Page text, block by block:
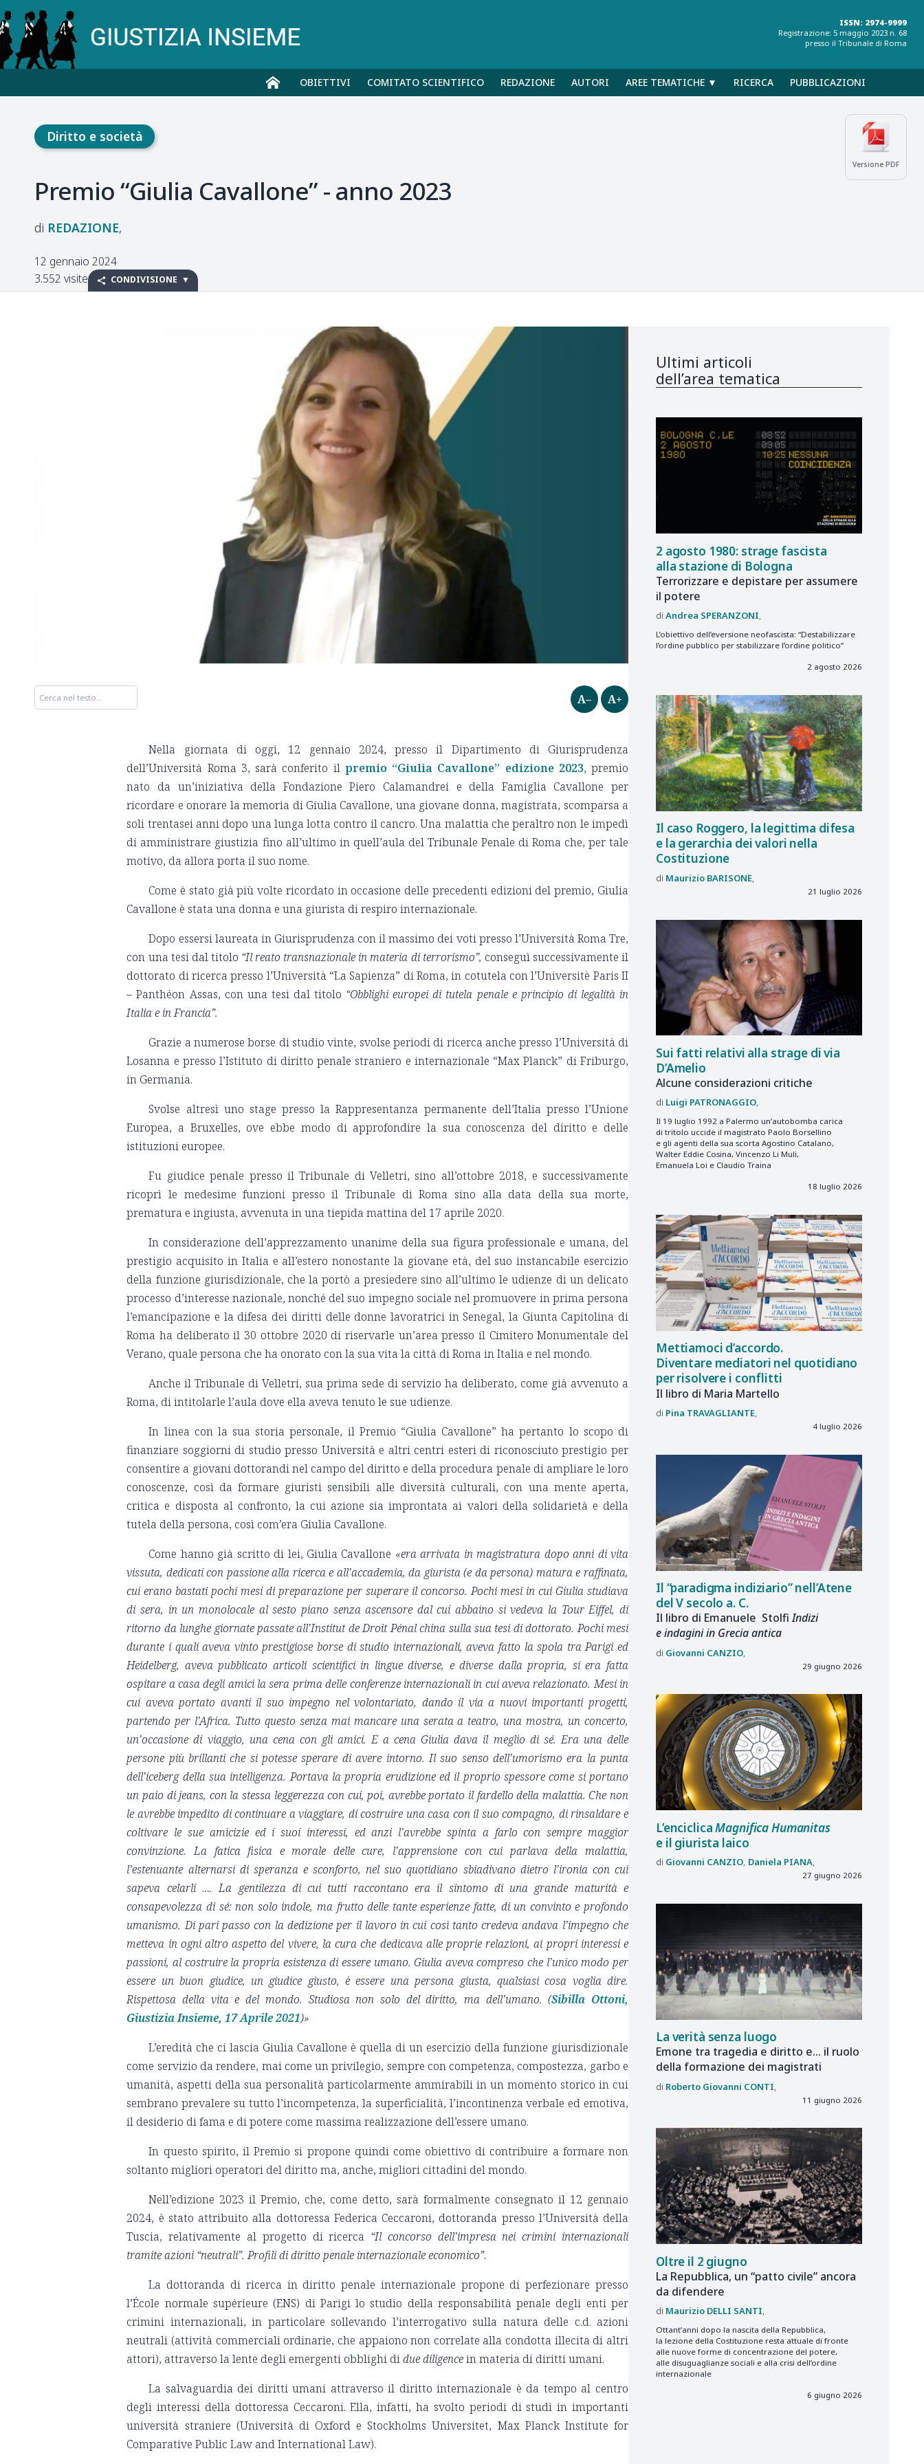
ISSN: 2974-9999
Registrazione: 5 maggio 2023 n. 68
presso il Tribunale di Roma
OBIETTIVI COMITATO SCIENTIFICO REDAZIONE AUTORI AREE TEMATICHE ▼ RICERCA PUBBLICAZIONI
Versione PDF
Diritto e società
Premio “Giulia Cavallone” - anno 2023
REDAZIONE
12 gennaio 2024
3.552 visite
CONDIVISIONE
A– A+
Nella giornata di oggi, 12 gennaio 2024, presso il Dipartimento di Giurisprudenza
dell’Università Roma 3, sarà conferito il premio “Giulia Cavallone” edizione 2023, premio
nato da un’iniziativa della Fondazione Piero Calamandrei e della Famiglia Cavallone per
ricordare e onorare la memoria di Giulia Cavallone, una giovane donna, magistrata, scomparsa a
soli trentasei anni dopo una lunga lotta contro il cancro. Una malattia che peraltro non le impedì
di amministrare giustizia fino all’ultimo in quell’aula del Tribunale Penale di Roma che, per tale
motivo, da allora porta il suo nome.
Come è stato già più volte ricordato in occasione delle precedenti edizioni del premio, Giulia
Cavallone è stata una donna e una giurista di respiro internazionale.
Dopo essersi laureata in Giurisprudenza con il massimo dei voti presso l’Università Roma Tre,
con una tesi dal titolo “Il reato transnazionale in materia di terrorismo”, conseguì successivamente il
dottorato di ricerca presso l’Università “La Sapienza” di Roma, in cotutela con l’Universitè Paris II
– Panthéon Assas, con una tesi dal titolo “Obblighi europei di tutela penale e principio di legalità in
Italia e in Francia”.
Grazie a numerose borse di studio vinte, svolse periodi di ricerca anche presso l’Università di
Losanna e presso l’Istituto di diritto penale straniero e internazionale “Max Planck” di Friburgo,
in Germania.
Svolse altresì uno stage presso la Rappresentanza permanente dell’Italia presso l’Unione
Europea, a Bruxelles, ove ebbe modo di approfondire la sua conoscenza del diritto e delle
istituzioni europee.
Fu giudice penale presso il Tribunale di Velletri, sino all’ottobre 2018, e successivamente
ricoprì le medesime funzioni presso il Tribunale di Roma sino alla data della sua morte,
prematura e ingiusta, avvenuta in una tiepida mattina del 17 aprile 2020.
In considerazione dell’apprezzamento unanime della sua figura professionale e umana, del
prestigio acquisito in Italia e all’estero nonostante la giovane età, del suo instancabile esercizio
della funzione giurisdizionale, che la portò a presiedere sino all’ultimo le udienze di un delicato
processo d’interesse nazionale, nonché del suo impegno sociale nel promuovere in prima persona
l’emancipazione e la difesa dei diritti delle donne lavoratrici in Senegal, la Giunta Capitolina di
Roma ha deliberato il 30 ottobre 2020 di riservarle un’area presso il Cimitero Monumentale del
Verano, quale persona che ha onorato con la sua vita la città di Roma in Italia e nel mondo.
Anche il Tribunale di Velletri, sua prima sede di servizio ha deliberato, come già avvenuto a
Roma, di intitolarle l’aula dove ella aveva tenuto le sue udienze.
In linea con la sua storia personale, il Premio “Giulia Cavallone” ha pertanto lo scopo di
finanziare soggiorni di studio presso Università e altri centri esteri di riconosciuto prestigio per
consentire a giovani dottorandi nel campo del diritto e della procedura penale di ampliare le loro
conoscenze, così da formare giuristi sensibili alle diversità culturali, con una mente aperta,
critica e disposta al confronto, la cui azione sia improntata ai valori della solidarietà e della
tutela della persona, così com’era Giulia Cavallone.
Come hanno già scritto di lei, Giulia Cavallone «era arrivata in magistratura dopo anni di vita
vissuta, dedicati con passione alla ricerca e all’accademia, da giurista (e da persona) matura e raffinata,
cui erano bastati pochi mesi di preparazione per superare il concorso. Pochi mesi in cui Giulia studiava
di sera, in un monolocale al sesto piano senza ascensore dal cui abbaino si vedeva la Tour Eiffel, di
ritorno da lunghe giornate passate all’Institut de Droit Pénal china sulla sua tesi di dottorato. Pochi mesi
durante i quali aveva vinto prestigiose borse di studio internazionali, aveva fatto la spola tra Parigi ed
Heidelberg, aveva pubblicato articoli scientifici in lingue diverse, e diverse dalla propria, si era fatta
ospitare a casa degli amici la sera prima delle conferenze internazionali in cui aveva relazionato. Mesi in
cui aveva portato avanti il suo impegno nel volontariato, dando il via a nuovi importanti progetti,
partendo per l’Africa. Tutto questo senza mai mancare una serata a teatro, una mostra, un concerto,
un’occasione di viaggio, una cena con gli amici. E a cena Giulia dava il meglio di sé. Era una delle
persone più brillanti che si potesse sperare di avere intorno. Il suo senso dell’umorismo era la punta
dell’iceberg della sua intelligenza. Portava la propria erudizione ed il proprio spessore come si portano
un paio di jeans, con la stessa leggerezza con cui, poi, avrebbe portato il fardello della malattia. Che non
le avrebbe impedito di continuare a viaggiare, di costruire una casa con il suo compagno, di rinsaldare e
coltivare le sue amicizie ed i suoi interessi, ed anzi l’avrebbe spinta a farlo con sempre maggior
convinzione. La fatica fisica e morale delle cure, l’apprensione con cui parlava della malattia,
l’estenuante alternarsi di speranza e sconforto, nel suo quotidiano sbiadivano dietro l’ironia con cui
sapeva celarli …. La gentilezza di cui tutti raccontano era il sintomo di una grande maturità e
consapevolezza di sé: non solo indole, ma frutto delle tante esperienze fatte, di un convinto e profondo
umanismo. Di pari passo con la dedizione per il lavoro in cui così tanto credeva andava l’impegno che
metteva in ogni altro aspetto del vivere, la cura che dedicava alle proprie relazioni, ai propri interessi e
passioni, al costruire la propria esistenza di essere umano. Giulia aveva compreso che l’unico modo per
essere un buon giudice, un giudice giusto, è essere una persona giusta, qualsiasi cosa voglia dire.
Rispettosa della vita e del mondo. Studiosa non solo del diritto, ma dell’umano. (Sibilla Ottoni,
Giustizia Insieme, 17 Aprile 2021)»
L’eredità che ci lascia Giulia Cavallone è quella di un esercizio della funzione giurisdizionale
come servizio da rendere, mai come un privilegio, sempre con competenza, compostezza, garbo e
umanità, aspetti della sua personalità particolarmente ammirabili in un momento storico in cui
sembrano prevalere su tutto l’incompetenza, la superficialità, l’incontinenza verbale ed emotiva,
il desiderio di fama e di potere come massima realizzazione dell’essere umano.
In questo spirito, il Premio si propone quindi come obiettivo di contribuire a formare non
soltanto migliori operatori del diritto ma, anche, migliori cittadini del mondo.
Nell’edizione 2023 il Premio, che, come detto, sarà formalmente consegnato il 12 gennaio
2024, è stato attribuito alla dottoressa Federica Ceccaroni, dottoranda presso l’Università della
Tuscia, relativamente al progetto di ricerca “Il concorso dell’impresa nei crimini internazionali
tramite azioni “neutrali”. Profili di diritto penale internazionale economico”.
La dottoranda di ricerca in diritto penale internazionale propone di perfezionare presso
l’École normale supérieure (ENS) di Parigi lo studio della responsabilità penale degli enti per
crimini internazionali, in particolare sollevando l’interrogativo sulla natura delle c.d. azioni
neutrali (attività commerciali ordinarie, che appaiono non correlate alla condotta illecita di altri
attori), attraverso la lente degli emergenti obblighi didue diligencein materia di diritti umani.
La salvaguardia dei diritti umani attraverso il diritto internazionale è da tempo al centro
degli interessi della dottoressa Ceccaroni. Ella, infatti, ha svolto periodi di studi in importanti
università straniere (Università di Oxford e Stockholms Universitet, Max Planck Institute for
Comparative Public Law and International Law).
Ultimi articoli
dell’area tematica
2 agosto 1980: strage fascista
alla stazione di Bologna
Terrorizzare e depistare per assumere
il potere
Andrea SPERANZONI
L’obiettivo dell’eversione neofascista: “Destabilizzare
l’ordine pubblico per stabilizzare l’ordine politico”
2 agosto 2026
Il caso Roggero, la legittima difesa
e la gerarchia dei valori nella
Costituzione
Maurizio BARISONE
21 luglio 2026
Sui fatti relativi alla strage di via
D’Amelio
Alcune considerazioni critiche
Luigi PATRONAGGIO
Il 19 luglio 1992 a Palermo un’autobomba carica
di tritolo uccide il magistrato Paolo Borsellino
e gli agenti della sua scorta Agostino Catalano,
Walter Eddie Cosina, Vincenzo Li Muli,
Emanuela Loi e Claudio Traina
18 luglio 2026
Mettiamoci d’accordo.
Diventare mediatori nel quotidiano
per risolvere i conflitti
Il libro di Maria Martello
Pina TRAVAGLIANTE
4 luglio 2026
Il “paradigma indiziario” nell’Atene
del V secolo a. C.
Il libro di Emanuele StolfiIndizi
e indagini in Grecia antica
Giovanni CANZIO
29 giugno 2026
L’enciclicaMagnifica Humanitas
e il giurista laico
Giovanni CANZIO Daniela PIANA
27 giugno 2026
La verità senza luogo
Emone tra tragedia e diritto e... il ruolo
della formazione dei magistrati
Roberto Giovanni CONTI
11 giugno 2026
Oltre il 2 giugno
La Repubblica, un “patto civile” ancora
da difendere
Maurizio DELLI SANTI
Ottant’anni dopo la nascita della Repubblica,
la lezione della Costituzione resta attuale di fronte
alle nuove forme di concentrazione del potere,
alle disuguaglianze sociali e alla crisi dell’ordine
internazionale
6 giugno 2026